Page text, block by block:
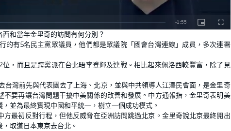
和當年金里奇的訪問有何分別？
有5名民主黨眾議員，他們都是眾議院「國會台灣連線」成員，多次連署
，而且是跨黨派在台北晤李登輝及連戰。相比起來佩洛西較豐富，除了見
灣前先與代表團去了上海、北京，並與中共領導人江澤民會面，是金里奇
要再讓台灣問題干擾中美關係的改善和發展。中方通報指，金里奇表明美
並為最終實現中國和平統一，樹立一個成功模式。
最初反對行程，但他反威脅在亞洲訪問跳過北京。金里奇說北京最終開出
取道日本東京去台北。